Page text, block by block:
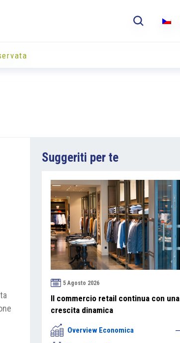
Suggeriti per te
5 Agosto 2026
Il commercio retail continua con una
crescita dinamica
Overview Economica